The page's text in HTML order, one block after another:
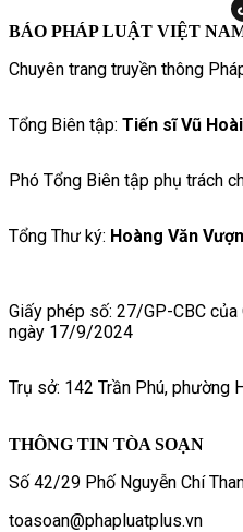
BÁO PHÁP LUẬT VIỆT
Chuyên trang truyền thông
Tổng Biên tập: Tiến sĩ Vũ
Phó Tổng Biên tập phụ trách
Tổng Thư ký: Hoàng Văn
Giấy phép số: 27/GP-CBC
ngày 17/9/2024
Trụ sở: 142 Trần Phú, phường
THÔNG TIN TÒA SOẠN
Số 42/29 Phố Nguyễn Chí
toasoan@phapluatplus.vn